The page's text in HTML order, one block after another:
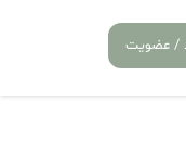
/ عضویت